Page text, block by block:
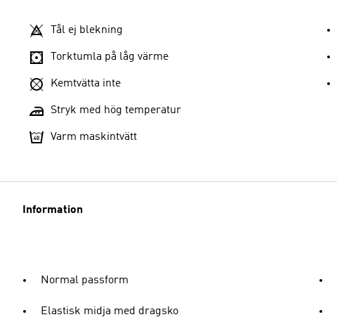
Tål ej blekning
Torktumla på låg värme
Kemtvätta inte
Stryk med hög temperatur
Varm maskintvätt
Information
Normal passform
Elastisk midja med dragsko